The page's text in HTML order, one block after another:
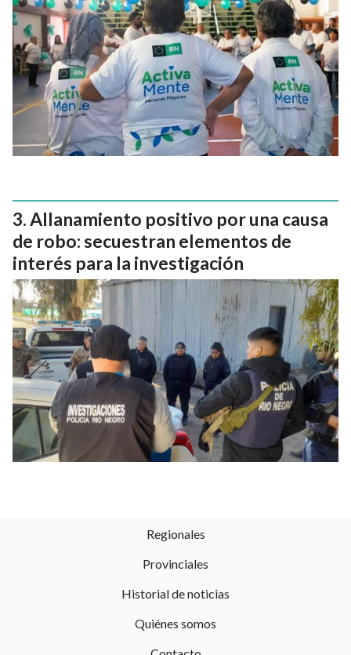
Allanamiento positivo por una causa
de robo: secuestran elementos de
interés para la investigación
Regionales
Provinciales
Historial de noticias
Quiénes somos